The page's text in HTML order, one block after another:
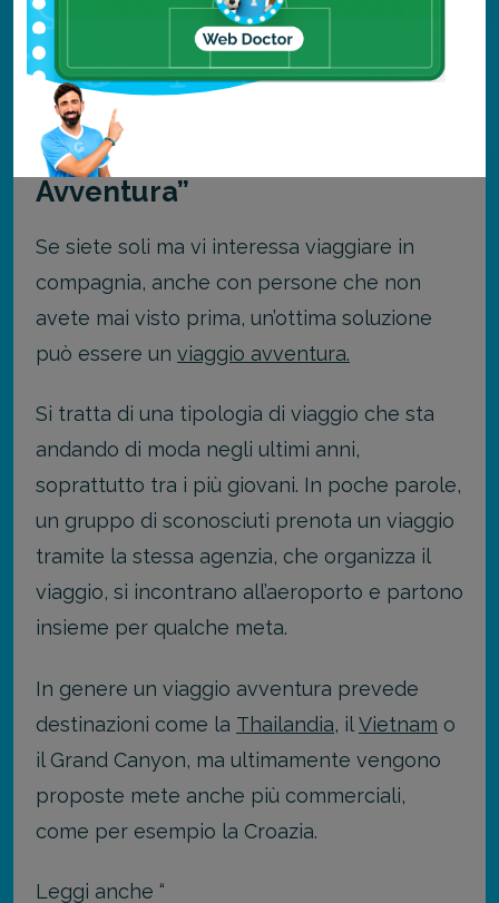
Burning Man: tutto quello che devi sapere… o
quasi
Partire per un “Viaggio
Avventura”
Se siete soli ma vi interessa viaggiare in
compagnia, anche con persone che non
avete mai visto prima, un’ottima soluzione
può essere un viaggio avventura.
Si tratta di una tipologia di viaggio che sta
andando di moda negli ultimi anni,
soprattutto tra i più giovani. In poche parole,
un gruppo di sconosciuti prenota un viaggio
tramite la stessa agenzia, che organizza il
viaggio, si incontrano all’aeroporto e partono
insieme per qualche meta.
In genere un viaggio avventura prevede
destinazioni come la Thailandia, ilVietnam o
il Grand Canyon, ma ultimamente vengono
proposte mete anche più commerciali,
come per esempio la Croazia.
Leggi anche “